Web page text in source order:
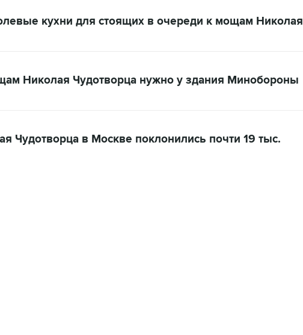
кухни для стоящих в очереди к мощам Николая
Николая Чудотворца нужно у здания Минобороны
Чудотворца в Москве поклонились почти 19 тыс.